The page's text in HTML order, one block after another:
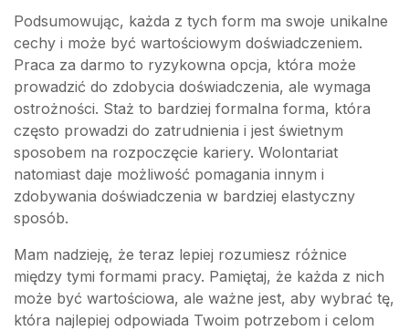
Podsumowując, każda z tych form ma swoje unikalne
cechy i może być wartościowym doświadczeniem.
Praca za darmo to ryzykowna opcja, która może
prowadzić do zdobycia doświadczenia, ale wymaga
ostrożności. Staż to bardziej formalna forma, która
często prowadzi do zatrudnienia i jest świetnym
sposobem na rozpoczęcie kariery. Wolontariat
natomiast daje możliwość pomagania innym i
zdobywania doświadczenia w bardziej elastyczny
sposób.
Mam nadzieję, że teraz lepiej rozumiesz różnice
między tymi formami pracy. Pamiętaj, że każda z nich
może być wartościowa, ale ważne jest, aby wybrać tę,
która najlepiej odpowiada Twoim potrzebom i celom